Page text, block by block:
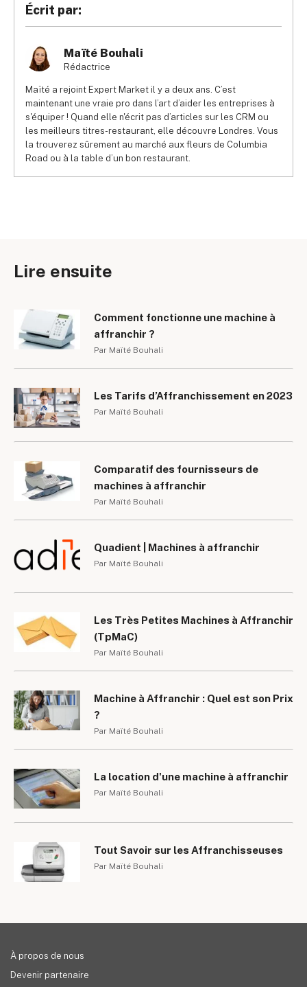
Écrit par:
Maïté Bouhali
Rédactrice
Maïté a rejoint Expert Market il y a deux ans. C’est
maintenant une vraie pro dans l’art d’aider les entreprises à
s'équiper ! Quand elle n'écrit pas d’articles sur les CRM ou
les meilleurs titres-restaurant, elle découvre Londres. Vous
la trouverez sûrement au marché aux fleurs de Columbia
Road ou à la table d’un bon restaurant.
Lire ensuite
Comment fonctionne une machine à
affranchir ?
Par Maïté Bouhali
Les Tarifs d’Affranchissement en 2023
Par Maïté Bouhali
Comparatif des fournisseurs de
machines à affranchir
Par Maïté Bouhali
Quadient | Machines à affranchir
Par Maïté Bouhali
Les Très Petites Machines à Affranchir
(TpMaC)
Par Maïté Bouhali
Machine à Affranchir : Quel est son Prix
?
Par Maïté Bouhali
La location d'une machine à affranchir
Par Maïté Bouhali
Tout Savoir sur les Affranchisseuses
Par Maïté Bouhali
À propos de nous
Devenir partenaire